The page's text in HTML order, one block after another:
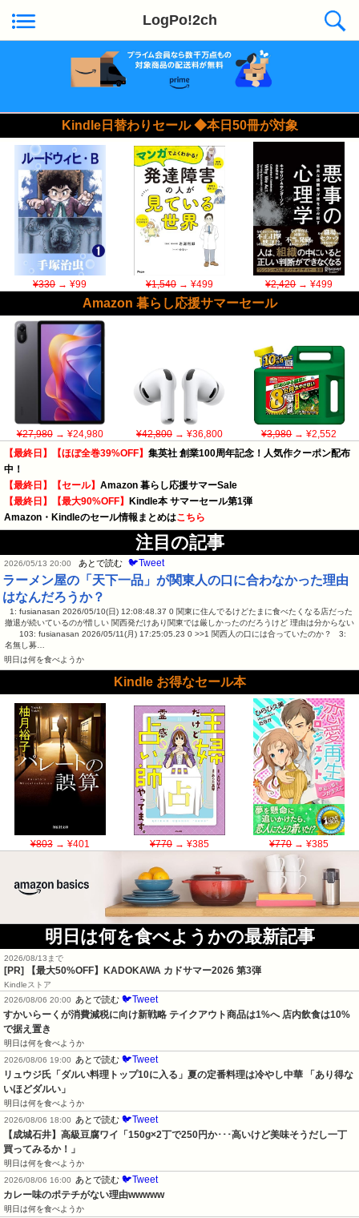
LogPo!2ch
Kindle日替わりセール ◆本日50冊が対象
¥330→ ¥99 ¥1,540→ ¥499 ¥2,420→ ¥499
Amazon 暮らし応援サマーセール
¥27,980→ ¥24,980 ¥42,800→ ¥36,800 ¥3,980→ ¥2,552
【最終日】【ほぼ全巻39%OFF】 集英社 創業100周年記念！人気作クーポン配布
中！
【最終日】【セール】 Amazon 暮らし応援サマーSale
【最終日】【最大90%OFF】
Kindle本 サマーセール第1弾
Amazon・Kindleのセール情報まとめはこちら
注目の記事
2026/05/13 20:00 あとで読む 🐦Tweet
ラーメン屋の「天下一品」が関東人の口に合わなかった理由
はなんだろうか？
1: fusianasan 2026/05/10(日) 12:08:48.37 0 関東に住んでるけどたまに食べたくなる店だった
撤退が続いているのが惜しい 関西発だけあり関東では厳しかったのだろうけど 理由は分からない
103: fusianasan 2026/05/11(月) 17:25:05.23 0 >>1 関西人の口には合っていたのか？ 3:
名無し募…
明日は何を食べようか
Kindle お得なセール本
¥803→ ¥401 ¥770→ ¥385 ¥770→ ¥385
明日は何を食べようかの最新記事
2026/08/13まで
[PR] 【最大50%OFF】KADOKAWA カドサマー2026 第3弾
Kindleストア
2026/08/06 20:00
あとで読む 🐦Tweet
すかいらーくが消費減税に向け新戦略 テイクアウト商品は1%へ 店内飲食は10%
で据え置き
明日は何を食べようか
2026/08/06 19:00
あとで読む 🐦Tweet
リュウジ氏「ダルい料理トップ10に入る」夏の定番料理は冷やし中華 「あり得な
いほどダルい」
明日は何を食べようか
2026/08/06 18:00
あとで読む 🐦Tweet
【成城石井】高級豆腐ワイ「150g×2丁で250円か･･･高いけど美味そうだし一丁
買ってみるか！」
明日は何を食べようか
2026/08/06 16:00
あとで読む 🐦Tweet
カレー味のポテチがない理由wwwww
明日は何を食べようか